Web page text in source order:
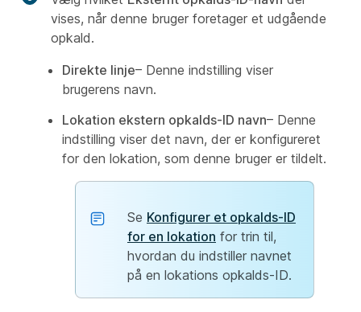
vises, når denne bruger foretager et udgående
opkald.
Direkte linje– Denne indstilling viser
brugerens navn.
Lokation ekstern opkalds-ID navn– Denne
indstilling viser det navn, der er konfigureret
for den lokation, som denne bruger er tildelt.
Se Konfigurer et opkalds-ID
for en lokation for trin til,
hvordan du indstiller navnet
på en lokations opkalds-ID.